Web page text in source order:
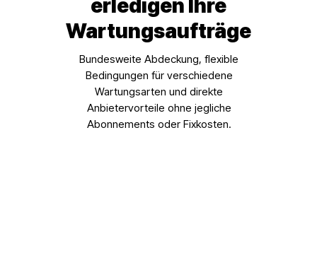
erledigen Ihre
Wartungsaufträge
Bundesweite Abdeckung, flexible
Bedingungen für verschiedene
Wartungsarten und direkte
Anbietervorteile ohne jegliche
Abonnements oder Fixkosten.